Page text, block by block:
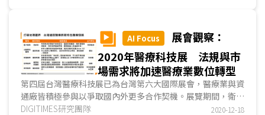
AI Focus
展會觀察：
2020年醫療科技展 法規與市
場需求將加速醫療業數位轉型
第四屆台灣醫療科技展已為台灣第六大國際展會，醫療業與資
通廠皆積極參與以爭取國內外更多合作契機。展覽期間，衛福
部中央健康保險署更重磅宣布：2021年將成遠距醫療健保給
DIGITIMES研究團隊 2020-12-18